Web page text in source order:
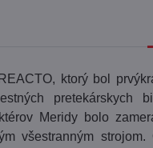
ktorý bol
pretekárskych
Meridy bolo
všestranným